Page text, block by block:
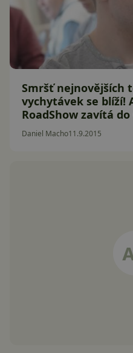
Smršť nejnovějších
vychytávek se blíží!
RoadShow zavítá
Daniel Macho11.9.2015